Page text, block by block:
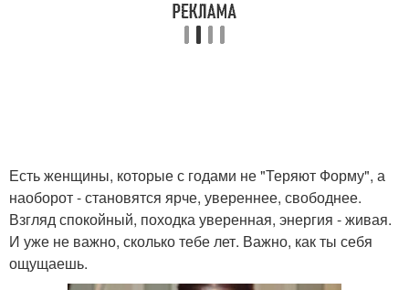
Есть женщины, которые с годами не "Теряют Форму", а
наоборот - становятся ярче, увереннее, свободнее.
Взгляд спокойный, походка уверенная, энергия - живая.
И уже не важно, сколько тебе лет. Важно, как ты себя
ощущаешь.